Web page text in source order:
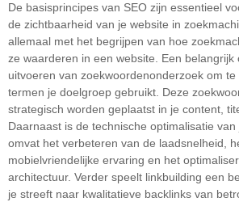
De basisprincipes van SEO zijn essentieel
de zichtbaarheid van je website in
allemaal met het begrijpen van hoe
ze waarderen in een website. Een belangrijk
uitvoeren van zoekwoordenonderzoek om
termen je doelgroep gebruikt. Deze
strategisch worden geplaatst in je content,
Daarnaast is de technische optimalisatie
omvat het verbeteren van de laadsnelheid,
mobielvriendelijke ervaring en het
architectuur. Verder speelt linkbuilding een
je streeft naar kwalitatieve backlinks van